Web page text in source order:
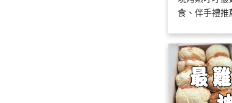
食、伴手禮推